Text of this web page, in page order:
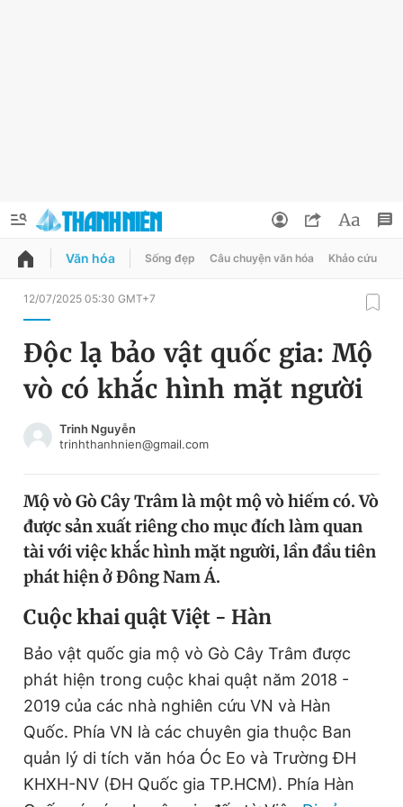
QUẢNG CÁO
Chuyên mục
Chuyên mục khác
Tin thị trường Tin 360
Video Magazine
Sản phẩm khác
Tiện ích Bạn cần biết
Thông tin tòa soạn Liên hệ quảng cáo
Đổi mật khẩu
Tin đã lưu
Tin đã xem
Đăng xuất
Văn hóa Sống đẹp Câu chuyện văn hóa Khảo cứu
12/07/2025 05:30 GMT+7
Độc lạ bảo vật quốc gia: Mộ
vò có khắc hình mặt người
Trinh Nguyễn
trinhthanhnien@gmail.com
Mộ vò Gò Cây Trâm là một mộ vò hiếm có. Vò
được sản xuất riêng cho mục đích làm quan
tài với việc khắc hình mặt người, lần đầu tiên
phát hiện ở Đông Nam Á.
Cuộc khai quật Việt - Hàn
Bảo vật quốc gia mộ vò Gò Cây Trâm được
phát hiện trong cuộc khai quật năm 2018 -
2019 của các nhà nghiên cứu VN và Hàn
Quốc. Phía VN là các chuyên gia thuộc Ban
quản lý di tích văn hóa Óc Eo và Trường ĐH
KHXH-NV (ĐH Quốc gia TP.HCM). Phía Hàn